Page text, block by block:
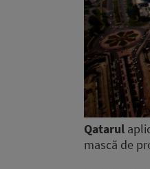
Qatarul
mască de